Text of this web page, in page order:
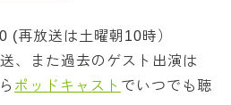
(再放送は土曜朝10時）
、また過去のゲスト出演は
ポッドキャスト でいつでも聴